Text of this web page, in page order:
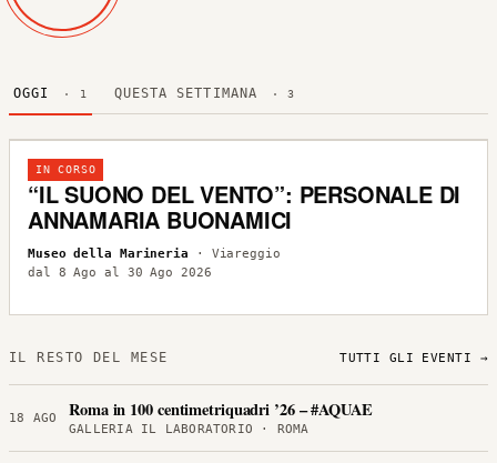
OGGI · 1 QUESTA SETTIMANA · 3
IN CORSO
“IL SUONO DEL VENTO”: PERSONALE DI
ANNAMARIA BUONAMICI
Museo della Marineria · Viareggio
dal 8 Ago al 30 Ago 2026
IL RESTO DEL MESE TUTTI GLI EVENTI →
18 AGO Roma in 100 centimetriquadri ’26 – #AQUAE
GALLERIA IL LABORATORIO · ROMA